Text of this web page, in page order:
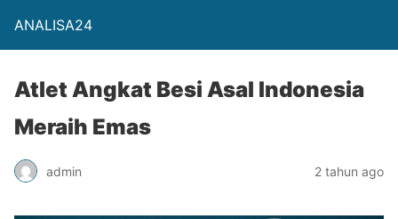
ANALISA24
Atlet Angkat Besi Asal Indonesia
Meraih Emas
admin 2 tahun ago